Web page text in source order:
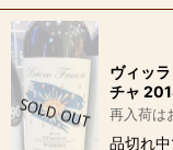
ヴィッ
チャ
再入荷は
品切れ